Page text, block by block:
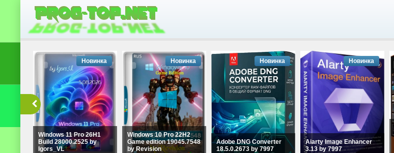
Windows 11 Pro 26H1
Build 28000.2525 by
Igors_VL
Новинка
Windows 10 Pro 22H2
Game edition 19045.7548
by Revision
Новинка
Adobe DNG Converter
18.5.0.2673 by 7997
Новинка
Aiarty Image Enhancer
3.13 by 7997
Новинка